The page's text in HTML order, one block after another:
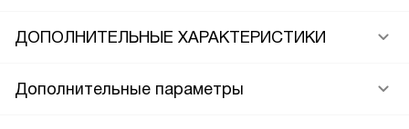
ДОПОЛНИТЕЛЬНЫЕ ХАРАКТЕРИСТИКИ
Дополнительные параметры